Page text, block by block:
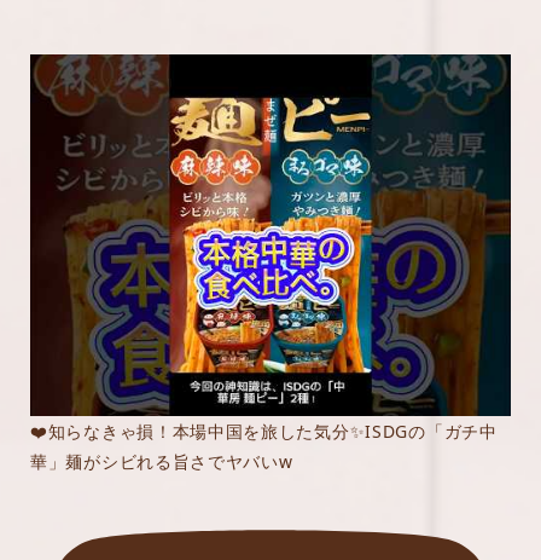
❤️知らなきゃ損！本場中国を旅した気分✨ISDGの「ガチ中
華」麺がシビれる旨さでヤバいw